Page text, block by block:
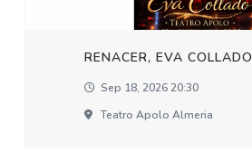
RENACER, EVA COLLADO
Sep 18, 2026 20:30
Teatro Apolo Almeria